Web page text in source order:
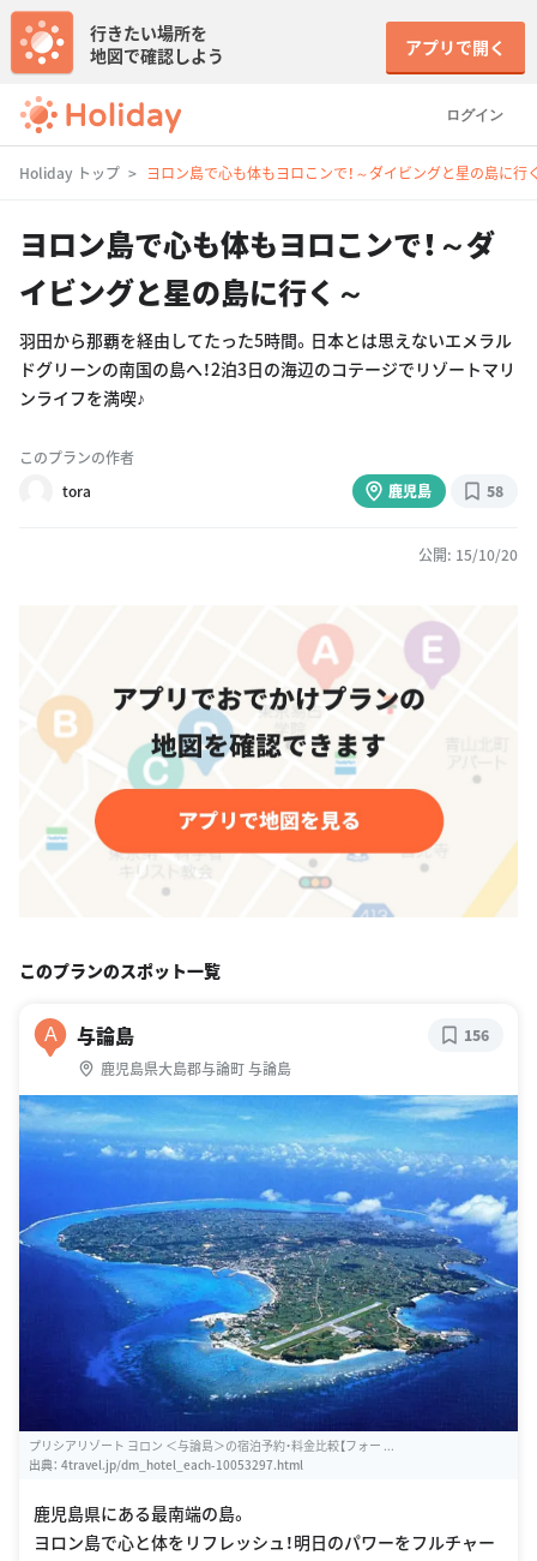
ログイン
行きたい場所を
地図で確認しよう
アプリで開く
Holiday トップ ヨロン島で心も体もヨロこンで！～ダイビングと星の島に行
ヨロン島で心も体もヨロこンで！～ダ
イビングと星の島に行く～
羽田から那覇を経由してたった5時間。日本とは思えないエメラル
ドグリーンの南国の島へ！2泊3日の海辺のコテージでリゾートマリ
ンライフを満喫♪
このプランの作者
tora
鹿児島 58
公開: 15/10/20
このプランのスポット一覧
A 与論島
鹿児島県大島郡与論町 与論島
156
プリシアリゾート ヨロン ＜与論島＞の宿泊予約・料金比較【フォー ...
出典： 4travel.jp/dm_hotel_each-10053297.html
鹿児島県にある最南端の島。
ヨロン島で心と体をリフレッシュ！明日のパワーをフルチャー